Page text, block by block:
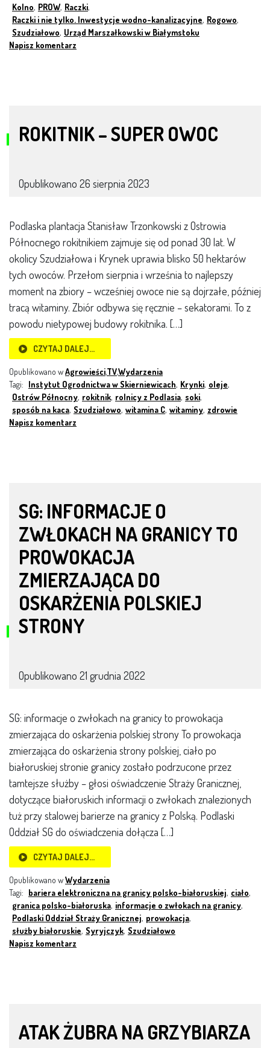
Kolno, PROW, Raczki,
Raczki i nie tylko. Inwestycje wodno-kanalizacyjne, Rogowo,
Szudziałowo, Urząd Marszałkowski w Białymstoku
Napisz komentarz
ROKITNIK – SUPER OWOC
Opublikowano 26 sierpnia 2023
Podlaska plantacja Stanisław Trzonkowski z Ostrowia
Północnego rokitnikiem zajmuje się od ponad 30 lat. W
okolicy Szudziałowa i Krynek uprawia blisko 50 hektarów
tych owoców. Przełom sierpnia i września to najlepszy
moment na zbiory – wcześniej owoce nie są dojrzałe, później
tracą witaminy. Zbiór odbywa się ręcznie – sekatorami. To z
powodu nietypowej budowy rokitnika. […]
CZYTAJ DALEJ…
Opublikowano wAgrowieści,TV,Wydarzenia
Tagi: Instytut Ogrodnictwa w Skierniewicach, Krynki, oleje,
Ostrów Północny, rokitnik, rolnicy z Podlasia, soki,
sposób na kaca, Szudziałowo, witamina C, witaminy, zdrowie
Napisz komentarz
SG: INFORMACJE O
ZWŁOKACH NA GRANICY TO
PROWOKACJA
ZMIERZAJĄCA DO
OSKARŻENIA POLSKIEJ
STRONY
Opublikowano 21 grudnia 2022
SG: informacje o zwłokach na granicy to prowokacja
zmierzająca do oskarżenia polskiej strony To prowokacja
zmierzająca do oskarżenia strony polskiej, ciało po
białoruskiej stronie granicy zostało podrzucone przez
tamtejsze służby – głosi oświadczenie Straży Granicznej,
dotyczące białoruskich informacji o zwłokach znalezionych
tuż przy stalowej barierze na granicy z Polską. Podlaski
Oddział SG do oświadczenia dołącza […]
CZYTAJ DALEJ…
Opublikowano wWydarzenia
Tagi: bariera elektroniczna na granicy polsko-białoruskiej, ciało,
granica polsko-białoruska, informacje o zwłokach na granicy,
Podlaski Oddział Straży Granicznej, prowokacja,
służby białoruskie, Syryjczyk, Szudziałowo
Napisz komentarz
ATAK ŻUBRA NA GRZYBIARZA